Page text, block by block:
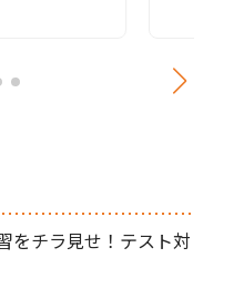
をチラ見せ！テスト対